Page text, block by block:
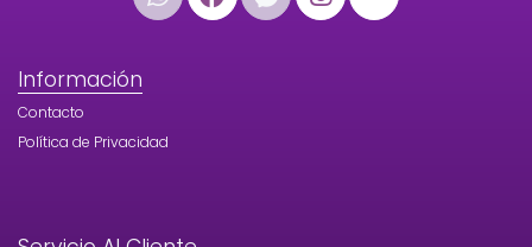
Información
Contacto
Política de Privacidad